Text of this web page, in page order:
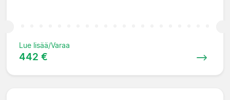
Lue lisää/Varaa
442 €